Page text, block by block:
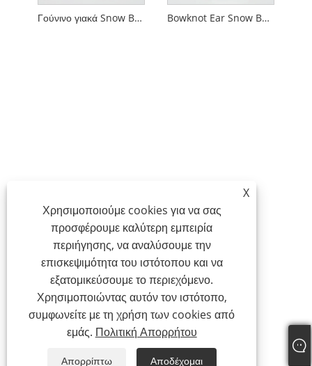
Γούνινο γιακά Snow Boots Bowknot Ear Snow Boots
X
Χρησιμοποιούμε cookies για να σας
προσφέρουμε καλύτερη εμπειρία
περιήγησης, να αναλύσουμε την
επισκεψιμότητα του ιστότοπου και να
εξατομικεύσουμε το περιεχόμενο.
Χρησιμοποιώντας αυτόν τον ιστότοπο,
συμφωνείτε με τη χρήση των cookies από
εμάς. Πολιτική Απορρήτου
Απορρίπτω Αποδέχομαι